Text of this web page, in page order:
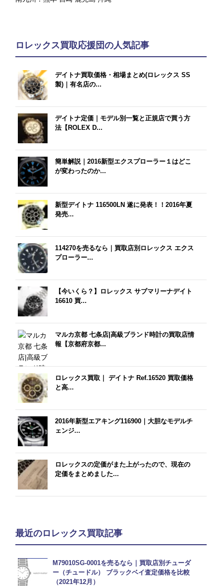
ロレックス買取応援団の人気記事
デイトナ買取価格・相場まとめ(ロレックス SS
製)｜有名店の...
デイトナ定価｜モデル別一覧と正規店で買う方
法【ROLEX D...
簡単解説｜2016新型エクスプローラー１はどこ
が変わったのか...
新型デイトナ 116500LN 遂に発表！！2016年夏
発売...
114270を売るなら｜買取店別ロレックス エクス
プローラー...
【今いくら？】ロレックス サブマリーナデイト
16610 買...
マルカ京都 七条店|高級ブランド時計の買取店情
報【京都府京都...
ロレックス買取｜ デイトナ Ref.16520 買取価格
と高...
2016年新型エアキング116900｜大胆なモデルチ
ェンジ...
ロレックスの定価がまた上がったので、現在の
定価をまとめました...
最近のロレックス買取記事
M79010SG-0001を売るなら｜買取店別チューダ
ー（チュードル） ブラックベイ査定価格を比較
（2021年12月）